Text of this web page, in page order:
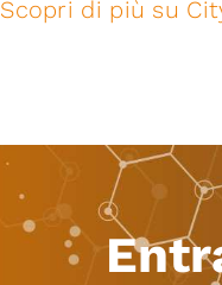
Scopri di più su